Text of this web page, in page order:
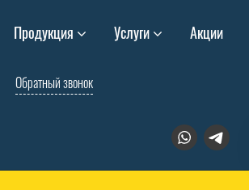
Продукция Услуги Акции
Обратный звонок